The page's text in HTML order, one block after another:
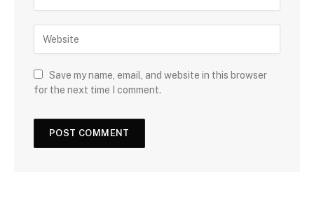
Save my name, email, and website in this browser
for the next time I comment.